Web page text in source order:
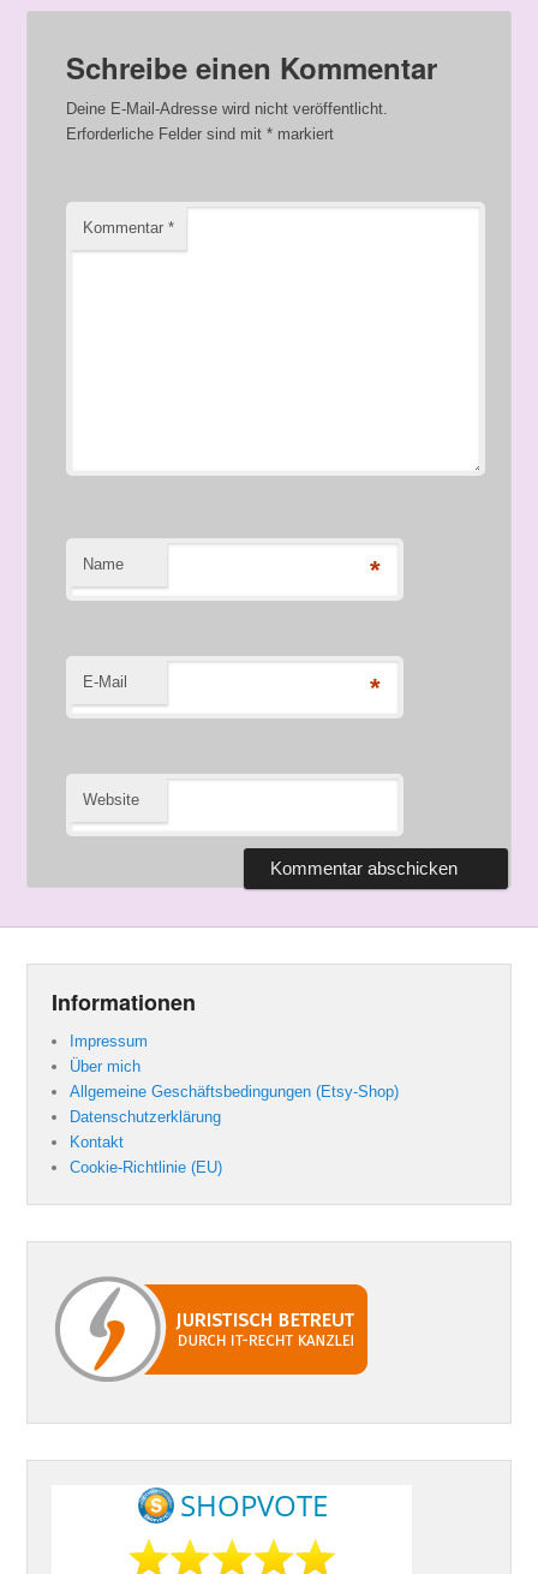
Schreibe einen Kommentar
Deine E-Mail-Adresse wird nicht veröffentlicht.
Erforderliche Felder sind mit* markiert
Kommentar*
Name *
E-Mail *
Website
Informationen
Impressum
Über mich
Allgemeine Geschäftsbedingungen (Etsy-Shop)
Datenschutzerklärung
Kontakt
Cookie-Richtlinie (EU)